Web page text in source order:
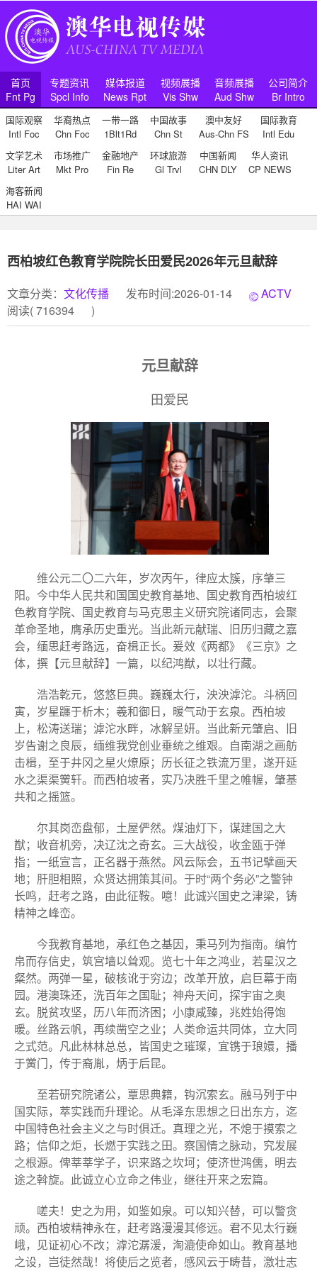
首页
Fnt Pg
专题资讯
Spcl Info
媒体报道
News Rpt
视频展播
Vis Shw
音频展播
Aud Shw
公司简介
Br Intro
国际观察
Intl Foc
华裔热点
Chn Foc
一带一路
1Blt1Rd
中国故事
Chn St
澳中友好
Aus-Chn FS
国际教育
Intl Edu
文学艺术
Liter Art
市场推广
Mkt Pro
金融地产
Fin Re
环球旅游
Gl Trvl
中国新闻
CHN DLY
华人资讯
CP NEWS
海客新闻
HAI WAI
西柏坡红色教育学院院长田爱民2026年元旦献辞
文章分类： 文化传播 发布时间:2026-01-14
ACTV
阅读(716394 )
元旦献辞
田爱民
维公元二〇二六年，岁次丙午，律应太簇，序肇三
阳。今中华人民共和国国史教育基地、国史教育西柏坡红
色教育学院、国史教育与马克思主义研究院诸同志，会聚
革命圣地，膺承历史重光。当此新元献瑞、旧历归藏之嘉
会，缅思赶考路远，奋楫正长。爰效《两都》《三京》之
体，撰【元旦献辞】一篇，以纪鸿猷，以壮行藏。
浩浩乾元，悠悠巨典。巍巍太行，泱泱滹沱。斗柄回
寅，岁星躔于析木；羲和御日，暖气动于玄泉。西柏坡
上，松涛送瑞；滹沱水畔，冰解呈妍。当此新元肇启、旧
岁告谢之良辰，缅维我党创业垂统之维艰。自南湖之画舫
击楫，至于井冈之星火燎原；历长征之铁流万里，遂开延
水之渠渠黉轩。而西柏坡者，实乃决胜千里之帷幄，肇基
共和之摇篮。
尔其岗峦盘郁，土屋俨然。煤油灯下，谋建国之大
猷；收音机旁，决辽沈之奇玄。三大战役，收金瓯于弹
指；一纸宣言，正名器于燕然。风云际会，五书记擘画天
地；肝胆相照，众贤达拥策其间。于时“两个务必”之警钟
长鸣，赶考之路，由此征鞍。噫！此诚兴国史之津梁，铸
精神之峰峦。
今我教育基地，承红色之基因，秉马列为指南。编竹
帛而存信史，筑宫墙以耸观。览七十年之鸿业，若星汉之
粲然。两弹一星，破核讹于穷边；改革开放，启巨幕于南
园。港澳珠还，洗百年之国耻；神舟天问，探宇宙之奥
玄。脱贫攻坚，历八年而济困；小康咸臻，兆姓始得饱
暖。丝路云帆，再续凿空之业；人类命运共同体，立大同
之式范。凡此林林总总，皆国史之璀璨，宜镌于琅嬛，播
于黉门，传于裔胤，炳于后昆。
至若研究院诸公，覃思典籍，钩沉索玄。融马列于中
国实际，萃实践而升理论。从毛泽东思想之日出东方，迄
中国特色社会主义之与时俱迁。真理之光，不熄于摸索之
路；信仰之炬，长燃于实践之田。察国情之脉动，究发展
之根源。俾莘莘学子，识来路之坎坷；使济世鸿儒，明去
途之斡旋。此诚立心立命之伟业，继往开来之宏篇。
嗟夫！史之为用，如鉴如泉。可以知兴替，可以警贪
顽。西柏坡精神永在，赶考路漫漫其修远。君不见太行巍
峨，见证初心不改；滹沱潺湲，淘漉使命如山。教育基地
之设，岂徒然哉！将使后之览者，感风云于畴昔，激壮志